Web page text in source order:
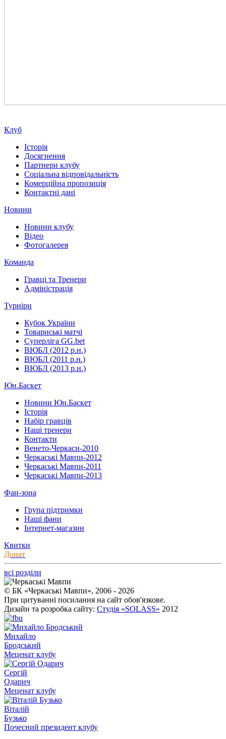
Клуб
Історія
Досягнення
Партнери клубу
Соціальна відповідальність
Комерційна пропозиція
Контактні дані
Новини
Новини клубу
Відео
Фотогалерея
Команда
Гравці та Тренери
Адміністрація
Турніри
Кубок України
Товариські матчі
Суперліга GG.bet
ВЮБЛ (2012 р.н.)
ВЮБЛ (2011 р.н.)
ВЮБЛ (2013 р.н.)
Юн.Баскет
Новини Юн.Баскет
Історія
Набір гравців
Наші тренери
Контакти
Венето-Черкаси-2010
Черкаські Мавпи-2012
Черкаські Мавпи-2011
Черкаські Мавпи-2013
Фан-зона
Група підтримки
Наші фани
Інтернет-магазин
Квитки
Донат
всі розділи
© БК «Черкаські Мавпи», 2006 - 2026
При цитуванні посилання на сайт обов'язкове.
Дизайн та розробка сайту: Студія «SOLASS» 2012
Михайло
Бродський
Меценат клубу
Сергій
Одарич
Меценат клубу
Віталій
Бузько
Почесний президент клубу